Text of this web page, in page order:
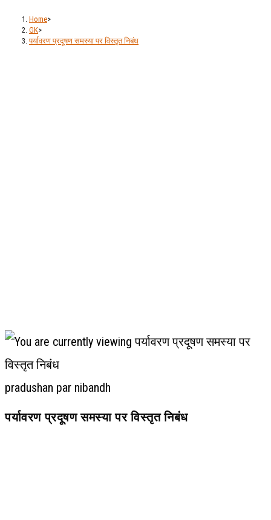
Home>
GK>
पर्यावरण प्रदूषण समस्या पर विस्तृत निबंध
pradushan par nibandh
पर्यावरण प्रदूषण समस्या पर विस्तृत निबंध